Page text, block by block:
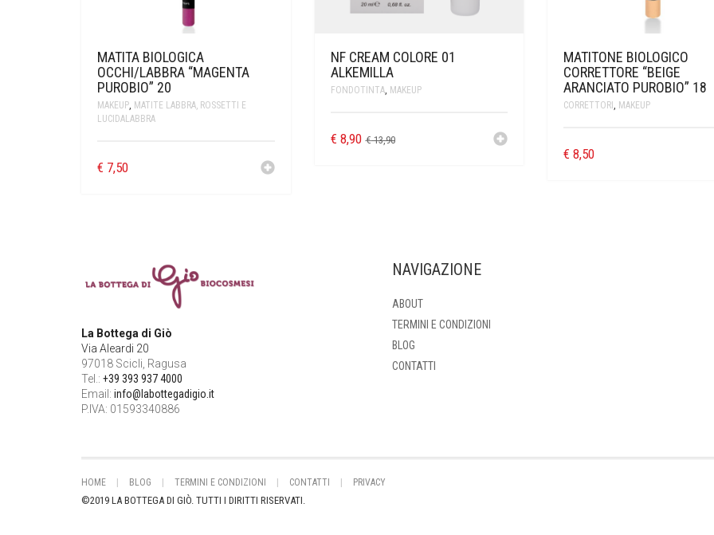
MATITA BIOLOGICA
OCCHI/LABBRA “MAGENTA
PUROBIO” 20
MAKEUP, MATITE LABBRA, ROSSETTI E
LUCIDALABBRA
€ 7,50
NF CREAM COLORE 01
ALKEMILLA
FONDOTINTA, MAKEUP
€13,90
€ 8,90
MATITONE BIOLOGICO
CORRETTORE “BEIGE
ARANCIATO PUROBIO” 18
CORRETTORI , MAKEUP
€ 8,50
La Bottega di Giò
Via Aleardi 20
97018 Scicli, Ragusa
Tel.: +39 393 937 4000
Email: info@labottegadigio.it
P.IVA: 01593340886
NAVIGAZIONE
ABOUT
TERMINI E CONDIZIONI
BLOG
CONTATTI
HOME BLOG TERMINI E CONDIZIONI CONTATTI PRIVACY
©2019 LA BOTTEGA DI GIÒ. TUTTI I DIRITTI RISERVATI.